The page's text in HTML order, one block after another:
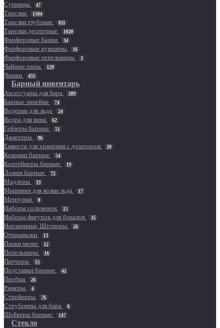
Супницы 47
Тарелки 1504
Тарелки глубокие 811
Тарелки десертные 1020
Фарфоровые банки 34
Фарфоровые кувшины 16
Фарфоровые пепельницы 3
Чайные пары 120
Чашки 455
Барный инвентарь
Аксессуары для бара 289
Барные линейки 74
Ведерки для льда 24
Ведра для вина 62
Гейзеры барные 51
Джиггеры 96
Емкости для хранения с дозатором 28
Коврики барные 54
Контейнеры барные 19
Ложки барные 72
Мадлеры 33
Машинки для колки льда 17
Мензурки 8
Наборы соломенок 15
Наборы фигурок для бокалов 35
Нарзанники, Штопоры 26
Открывалки 13
Папки меню 12
Пепельницы 16
Питчеры 55
Подставки барные 42
Пробки 26
Римеры 4
Стрейнеры 76
Струбцины для бара 6
Шейкеры барные 147
Стекло